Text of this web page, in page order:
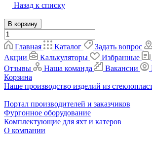
Назад к списку
В корзину
Главная Каталог Задать вопрос
Акции
Калькуляторы Избранные
Отзывы
Наша команда Вакансии
Корзина
Наше производство изделий из
Портал производителей и заказчиков
Фургонное оборудование
Комплектующие для яхт и катеров
О компании